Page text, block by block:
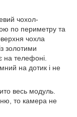
чохол-
по периметру та
чохла
золотими
на телефоні.
на дотик і не
весь модуль.
то камера не